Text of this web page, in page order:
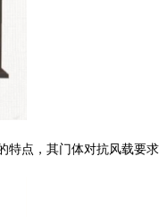
特点，其门体对抗风载要求